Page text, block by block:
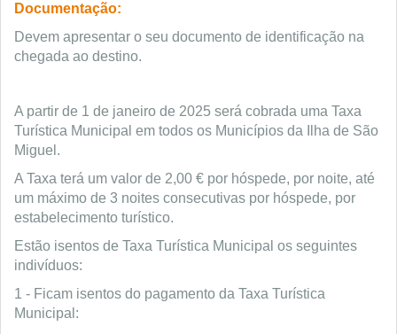
Documentação:
Devem apresentar o seu documento de identificação na
chegada ao destino.
A partir de 1 de janeiro de 2025 será cobrada uma Taxa
Turística Municipal em todos os Municípios da Ilha de São
Miguel.
A Taxa terá um valor de 2,00 € por hóspede, por noite, até
um máximo de 3 noites consecutivas por hóspede, por
estabelecimento turístico.
Estão isentos de Taxa Turística Municipal os seguintes
indivíduos:
1 - Ficam isentos do pagamento da Taxa Turística
Municipal: